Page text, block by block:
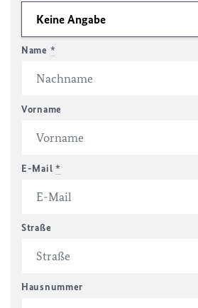
Name *
Vorname
E-Mail *
Straße
Hausnummer